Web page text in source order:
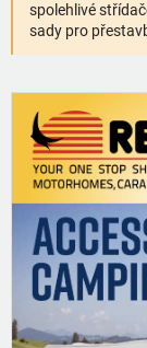
spolehlivé
sady pro